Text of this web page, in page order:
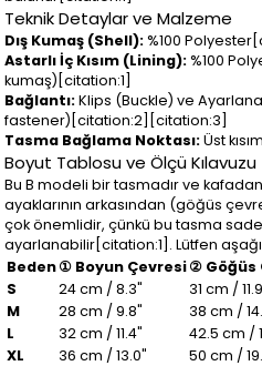
Teknik Detaylar ve Malzeme
Dış Kumaş (Shell):%100
Astarlı İç Kısım (Lining):%100
kumaş)[citation:1]
Bağlantı:Klips (Buckle) ve
fastener)[citation:2][citation:3]
Tasma Bağlama Noktası:Üst
Boyut Tablosu ve Ölçü Kılavuzu
Bu B modeli bir tasmadır ve
ayaklarının arkasından (göğüs
çok önemlidir, çünkü bu tasma
ayarlanabilir[citation:1]. Lütfen
Beden① Boyun Çevresi② Göğüs
S
24 cm / 8.3" 31 cm /
M
28 cm / 9.8" 38 cm /
L
32 cm / 11.4" 42.5 cm /
XL
36 cm / 13.0" 50 cm /